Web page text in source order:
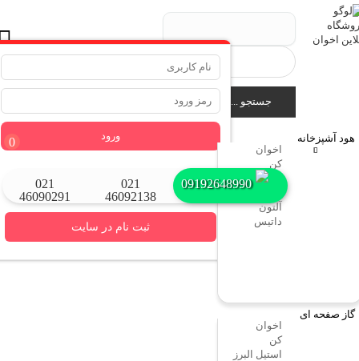
جستجو ...
ورود
بازیابی نام کاربری بازیابی رمز عبور
ثبت نام در سایت
هود آشپزخانه
اخوان
کن
استیل البرز
مستر هوم
آلتون
داتیس
گاز صفحه ای
اخوان
کن
استیل البرز
0
021
46090291
021
46092138
09192648990